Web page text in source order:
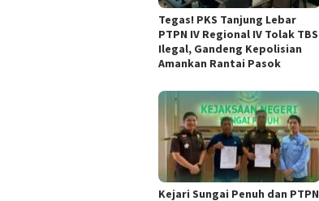
Tegas! PKS Tanjung Lebar
PTPN IV Regional IV Tolak TBS
Ilegal, Gandeng Kepolisian
Amankan Rantai Pasok
Kejari Sungai Penuh dan PTPN